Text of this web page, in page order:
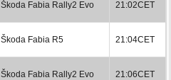
Škoda Fabia Rally2 Evo 21:02CET
Škoda Fabia R5 21:04CET
Škoda Fabia Rally2 Evo 21:06CET